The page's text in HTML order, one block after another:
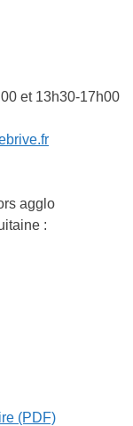
et 13h30-17h00
agglo
:
(PDF)